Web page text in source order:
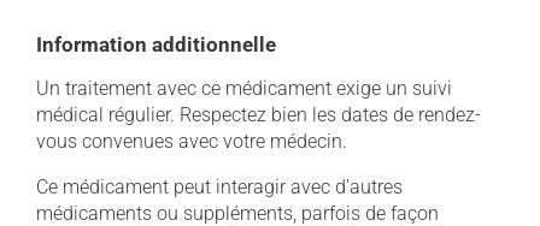
Information additionnelle
Un traitement avec ce médicament exige un suivi
médical régulier. Respectez bien les dates de rendez-
vous convenues avec votre médecin.
Ce médicament peut interagir avec d'autres
médicaments ou suppléments, parfois de façon